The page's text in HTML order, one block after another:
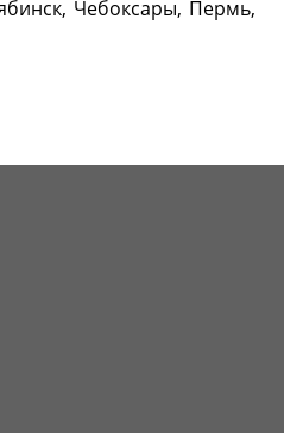
Чебоксары, Пермь,